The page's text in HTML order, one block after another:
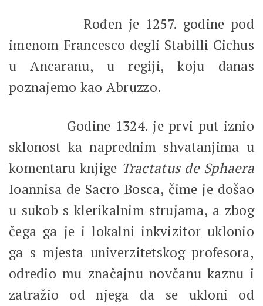
Rođen je 1257. godine pod
imenom Francesco degli Stabilli Cichus
u Ancaranu, u regiji, koju danas
poznajemo kao Abruzzo.
Godine 1324. je prvi put iznio
sklonost ka naprednim shvatanjima u
komentaru knjige Tractatus de Sphaera
Ioannisa de Sacro Bosca, čime je došao
u sukob s klerikalnim strujama, a zbog
čega ga je i lokalni inkvizitor uklonio
ga s mjesta univerzitetskog profesora,
odredio mu značajnu novčanu kaznu i
zatražio od njega da se ukloni od